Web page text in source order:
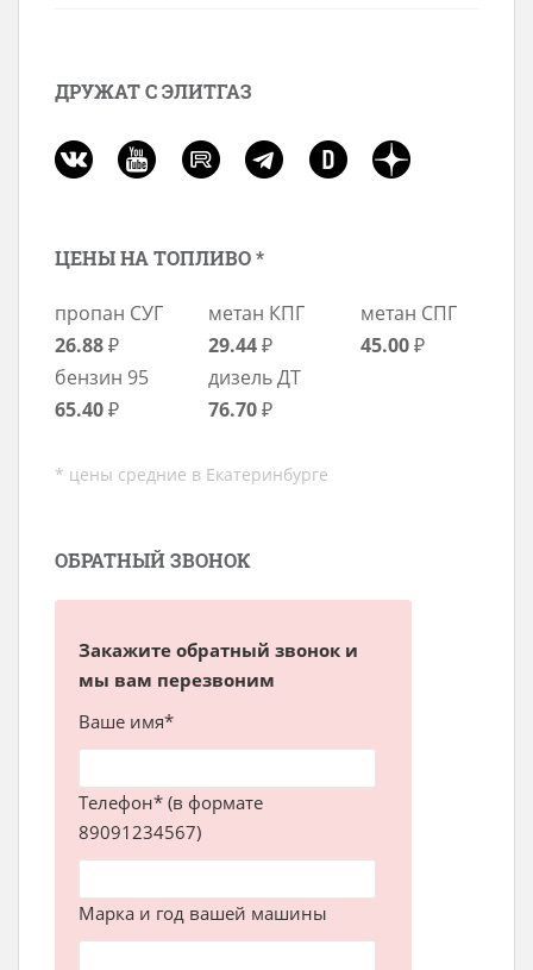
ДРУЖАТ С ЭЛИТГАЗ
ЦЕНЫ НА ТОПЛИВО *
пропан СУГ
26.88₽
метан КПГ
29.44₽
метан СПГ
45.00₽
бензин 95
65.40₽
дизель ДТ
76.70₽
* цены средние в Екатеринбурге
ОБРАТНЫЙ ЗВОНОК
Закажите обратный звонок и
мы вам перезвоним
Ваше имя*
Телефон* (в формате
89091234567)
Марка и год вашей машины